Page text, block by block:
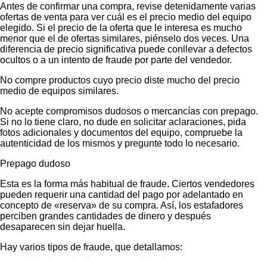
Antes de confirmar una compra, revise detenidamente varias
ofertas de venta para ver cuál es el precio medio del equipo
elegido. Si el precio de la oferta que le interesa es mucho
menor que el de ofertas similares, piénselo dos veces. Una
diferencia de precio significativa puede conllevar a defectos
ocultos o a un intento de fraude por parte del vendedor.
No compre productos cuyo precio diste mucho del precio
medio de equipos similares.
No acepte compromisos dudosos o mercancías con prepago.
Si no lo tiene claro, no dude en solicitar aclaraciones, pida
fotos adicionales y documentos del equipo, compruebe la
autenticidad de los mismos y pregunte todo lo necesario.
Prepago dudoso
Esta es la forma más habitual de fraude. Ciertos vendedores
pueden requerir una cantidad del pago por adelantado en
concepto de «reserva» de su compra. Así, los estafadores
perciben grandes cantidades de dinero y después
desaparecen sin dejar huella.
Hay varios tipos de fraude, que detallamos: